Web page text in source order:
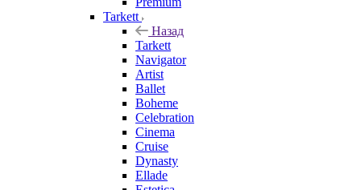
Tarkett
Назад
Tarkett
Navigator
Artist
Ballet
Boheme
Celebration
Cinema
Cruise
Dynasty
Ellade